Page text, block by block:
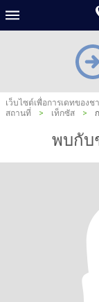
เว็บไซต์เพื่อการเดทของช
สถานที่
> เท็กซัส >
พบกับ